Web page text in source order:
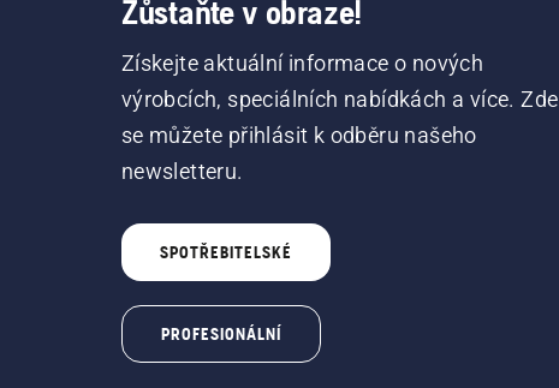
Zůstaňte v obraze!
Získejte aktuální informace o nových
výrobcích, speciálních nabídkách a více. Zde
se můžete přihlásit k odběru našeho
newsletteru.
SPOTŘEBITELSKÉ
PROFESIONÁLNÍ